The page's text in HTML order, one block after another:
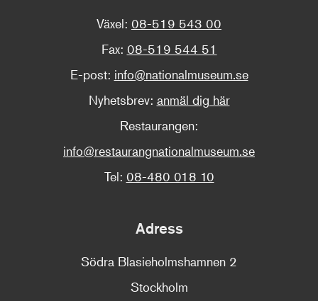
Växel: 08-519 543 00
Fax: 08-519 544 51
E-post: info@nationalmuseum.se
Nyhetsbrev: anmäl dig här
Restaurangen:
info@restaurangnationalmuseum.se
Tel: 08-480 018 10
Adress
Södra Blasieholmshamnen 2
Stockholm